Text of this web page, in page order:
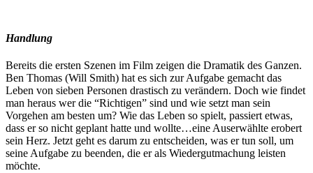
Handlung
Bereits die ersten Szenen im Film zeigen die Dramatik des Ganzen.
Ben Thomas (Will Smith) hat es sich zur Aufgabe gemacht das
Leben von sieben Personen drastisch zu verändern. Doch wie findet
man heraus wer die “Richtigen” sind und wie setzt man sein
Vorgehen am besten um? Wie das Leben so spielt, passiert etwas,
dass er so nicht geplant hatte und wollte…eine Auserwählte erobert
sein Herz. Jetzt geht es darum zu entscheiden, was er tun soll, um
seine Aufgabe zu beenden, die er als Wiedergutmachung leisten
möchte.